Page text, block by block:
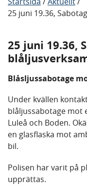
25 juni 19.36,
25 juni 19.36,
Blåsljussabotage
Under kvällen
blåljussabotage mot
Luleå och Boden.
en glasflaska mot
bil.
Polisen har varit på
upprättas.